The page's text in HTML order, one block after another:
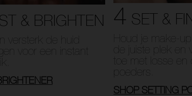
& BRIGHTEN
versterk de huid
voor een instant
4 SET &
Houd je make-
de juiste plek en
toe met losse en
poeders.
SHOP SETTING